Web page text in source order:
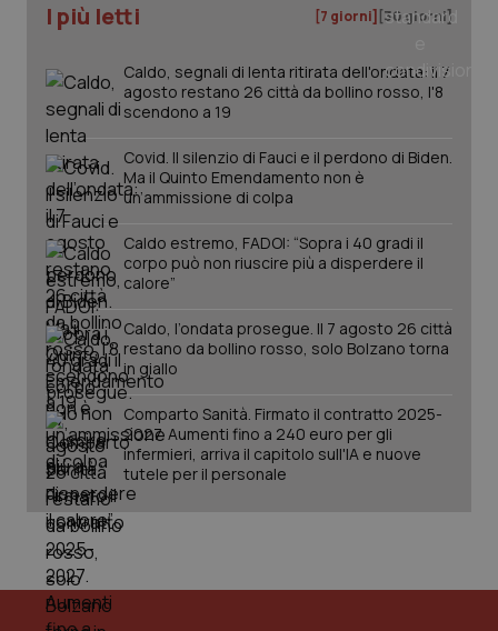
I più letti [7 giorni] [30 giorni]
Caldo, segnali di lenta ritirata dell'ondata: il 7
agosto restano 26 città da bollino rosso, l'8
scendono a 19
Covid. Il silenzio di Fauci e il perdono di Biden.
Ma il Quinto Emendamento non è
un’ammissione di colpa
Caldo estremo, FADOI: “Sopra i 40 gradi il
corpo può non riuscire più a disperdere il
calore”
Caldo, l’ondata prosegue. Il 7 agosto 26 città
restano da bollino rosso, solo Bolzano torna
in giallo
Comparto Sanità. Firmato il contratto 2025-
2027. Aumenti fino a 240 euro per gli
infermieri, arriva il capitolo sull'IA e nuove
tutele per il personale
tracking-sites-ironfish-
tracking-enable
www.quotidianosanita.it
tracking-sites-ironfish-
session-id
_ga
Google LLC